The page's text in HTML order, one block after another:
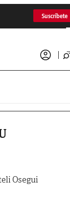
Suscríbete
Osegui